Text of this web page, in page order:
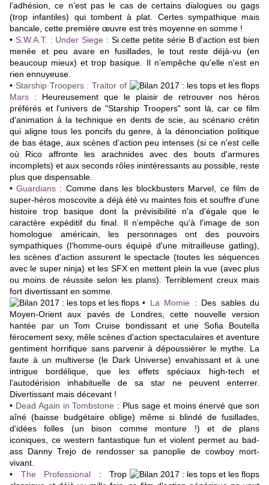
l’adhésion, ce n’est pas le cas de certains dialogues ou gags
(trop infantiles) qui tombent à plat. Certes sympathique mais
bancale, cette première œuvre est très moyenne en somme !
• S.W.A.T. : Under Siege : Si cette petite série B d'action est bien
menée et peu avare en fusillades, le tout reste déjà-vu (en
beaucoup mieux) et trop basique. Il n’empêche qu'elle n'est en
rien ennuyeuse.
• Starship Troopers : Traitor of
Mars : Heureusement que le plaisir de retrouver nos héros
préférés et l'univers de "Starship Troopers" sont là, car ce film
d'animation à la technique en dents de scie, au scénario crétin
qui aligne tous les poncifs du genre, à la dénonciation politique
de bas étage, aux scènes d'action peu intenses (si ce n'est celle
où Rico affronte les arachnides avec des bouts d'armures
incomplets) et aux seconds rôles inintéressants au possible, reste
plus que dispensable.
•Guardians : Comme dans les blockbusters Marvel, ce film de
super-héros moscovite a déjà été vu maintes fois et souffre d'une
histoire trop basique dont la prévisibilité n'a d'égale que le
caractère expéditif du final. Il n’empêche qu'à l'image de son
homologue américain, les personnages ont des pouvoirs
sympathiques (l'homme-ours équipé d'une mitrailleuse gatling),
les scènes d'action assurent le spectacle (toutes les séquences
avec le super ninja) et les SFX en mettent plein la vue (avec plus
ou moins de réussite selon les plans). Terriblement creux mais
fort divertissant en somme.
• La Momie : Des sables du
Moyen-Orient aux pavés de Londres, cette nouvelle version
hantée par un Tom Cruise bondissant et une Sofia Boutella
férocement sexy, mêle scènes d'action spectaculaires et aventure
gentiment horrifique sans parvenir à dépoussiérer le mythe. La
faute à un multiverse (le Dark Universe) envahissant et à une
intrigue bordélique, que les effets spéciaux high-tech et
l'autodérision inhabituelle de sa star ne peuvent enterrer.
Divertissant mais décevant !
• Dead Again in Tombstone : Plus sage et moins énervé que son
aîné (baisse budgétaire oblige) même si blindé de fusillades,
d'idées folles (un bison comme monture !) et de plans
iconiques, ce western fantastique fun et violent permet au bad-
ass Danny Trejo de rendosser sa panoplie de cowboy mort-
vivant.
• The Professional : Trop